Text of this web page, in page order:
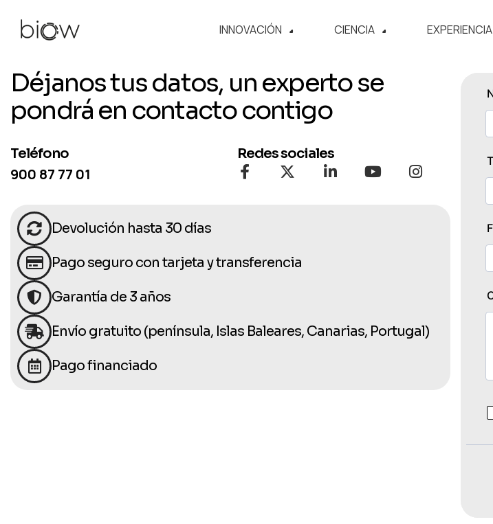
INNOVACIÓN CIENCIA EXPERIENCIA
Déjanos tus datos, un experto se
pondrá en contacto contigo
Teléfono
900 87 77 01
Redes sociales
Devolución hasta 30 días
Pago seguro con tarjeta y transferencia
Garantía de 3 años
Envío gratuito (península, Islas Baleares, Canarias, Portugal)
Pago financiado